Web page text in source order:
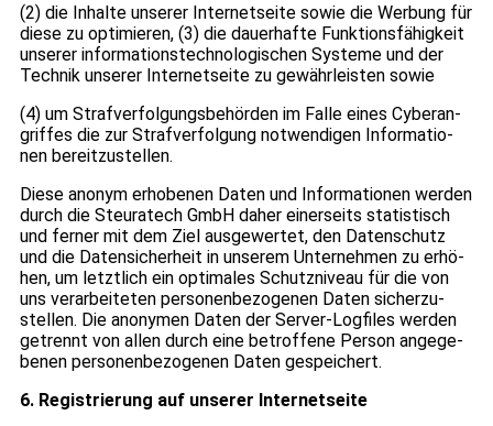
(2) die Inhalte unse­rer Inter­net­seite sowie die Wer­bung für
diese zu opti­mie­ren, (3) die dau­er­hafte Funk­ti­ons­fä­hig­keit
unse­rer infor­ma­ti­ons­tech­no­lo­gi­schen Sys­teme und der
Tech­nik unse­rer Inter­net­seite zu gewähr­leis­ten sowie
(4) um Straf­ver­fol­gungs­be­hör­den im Falle eines Cyber­an­
grif­fes die zur Straf­ver­fol­gung not­wen­di­gen Infor­ma­tio­
nen bereit­zu­stel­len.
Diese anonym erho­be­nen Daten und Infor­ma­tio­nen wer­den
durch die Steu­ra­tech GmbH daher einer­seits sta­tis­tisch
und fer­ner mit dem Ziel aus­ge­wer­tet, den Daten­schutz
und die Daten­si­cher­heit in unse­rem Unter­neh­men zu erhö­
hen, um letzt­lich ein opti­ma­les Schutz­ni­veau für die von
uns ver­ar­bei­te­ten per­so­nen­be­zo­ge­nen Daten sicher­zu­
stel­len. Die anony­men Daten der Ser­ver-Log­files wer­den
getrennt von allen durch eine betrof­fene Per­son ange­ge­
be­nen per­so­nen­be­zo­ge­nen Daten gespei­chert.
6. Regis­trie­rung auf unse­rer Inter­net­seite